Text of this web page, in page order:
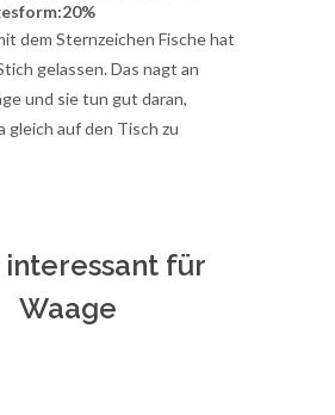
dem Sternzeichen Fische hat
gelassen. Das nagt an
und sie tun gut daran,
gleich auf den Tisch zu
interessant für
Waage